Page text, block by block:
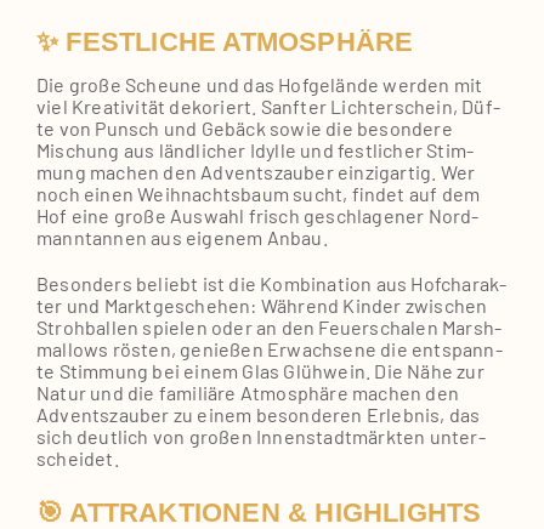
✨ FESTLICHE ATMOSPHÄRE
Die gro­ße Scheu­ne und das Hof­ge­län­de wer­den mit
viel Krea­ti­vi­tät deko­riert. Sanf­ter Lichterschein, Düf­
te von Punsch und Gebäck sowie die beson­de­re
Mischung aus länd­li­cher Idyl­le und fest­li­cher Stim­
mung machen den Advents­zau­ber ein­zig­ar­tig. Wer
noch einen Weih­nachts­baum sucht, fin­det auf dem
Hof eine gro­ße Aus­wahl frisch geschla­ge­ner Nord­
mann­tan­nen aus eige­nem Anbau.
Beson­ders beliebt ist die Kom­bi­na­ti­on aus Hof­cha­rak­
ter und Markt­ge­sche­hen: Wäh­rend Kin­der zwi­schen
Stroh­bal­len spie­len oder an den Feu­er­scha­len Marsh­
mal­lows rös­ten, genie­ßen Erwach­se­ne die ent­spann­
te Stim­mung bei einem Glas Glüh­wein. Die Nähe zur
Natur und die fami­liä­re Atmo­sphä­re machen den
Advents­zau­ber zu einem beson­de­ren Erleb­nis, das
sich deut­lich von gro­ßen Innen­stadt­märk­ten unter­
schei­det.
🎯 ATTRAKTIONEN & HIGHLIGHTS